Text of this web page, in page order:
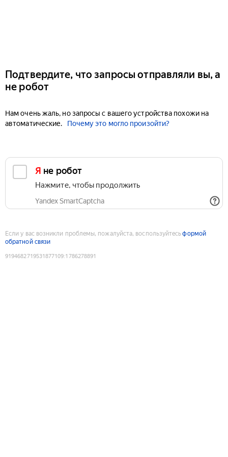
Подтвердите, что запросы отправляли вы, а
не робот
Нам очень жаль, но запросы с вашего устройства похожи на
автоматические.
Почему это могло произойти?
Я не робот
Нажмите, чтобы продолжить
Yandex SmartCaptcha
Если у вас возникли проблемы, пожалуйста, воспользуйтесьформой
обратной связи
9194682719531877109:1786278891